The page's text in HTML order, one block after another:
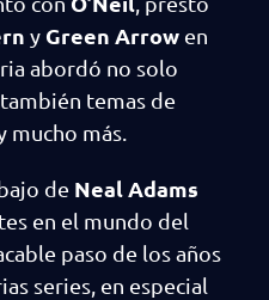
y Green Arrow en
abordó no solo
temas de
mucho más.
de Neal Adams
en el mundo del
paso de los años
series, en especial